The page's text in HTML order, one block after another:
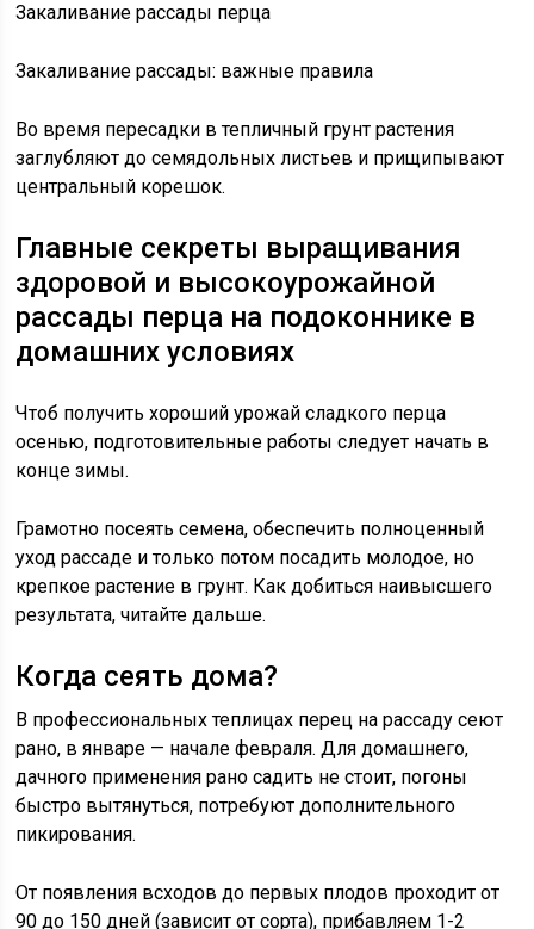
Закаливание рассады перца
Закаливание рассады: важные правила
Во время пересадки в тепличный грунт растения
заглубляют до семядольных листьев и прищипывают
центральный корешок.
Главные секреты выращивания
здоровой и высокоурожайной
рассады перца на подоконнике в
домашних условиях
Чтоб получить хороший урожай сладкого перца
осенью, подготовительные работы следует начать в
конце зимы.
Грамотно посеять семена, обеспечить полноценный
уход рассаде и только потом посадить молодое, но
крепкое растение в грунт. Как добиться наивысшего
результата, читайте дальше.
Когда сеять дома?
В профессиональных теплицах перец на рассаду сеют
рано, в январе — начале февраля. Для домашнего,
дачного применения рано садить не стоит, погоны
быстро вытянуться, потребуют дополнительного
пикирования.
От появления всходов до первых плодов проходит от
90 до 150 дней (зависит от сорта), прибавляем 1-2